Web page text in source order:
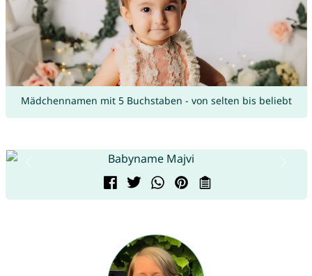
Mädchennamen mit 5 Buchstaben - von selten bis beliebt